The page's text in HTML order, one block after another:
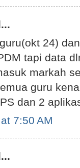
24)
tapi data
markah
guru
dan 2
7:50 AM